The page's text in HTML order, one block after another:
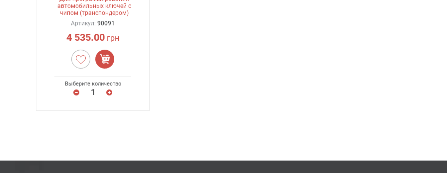
автомобильных ключей с
чипом (транспондером)
Артикул: 90091
4 535.00 грн
Выберите количество